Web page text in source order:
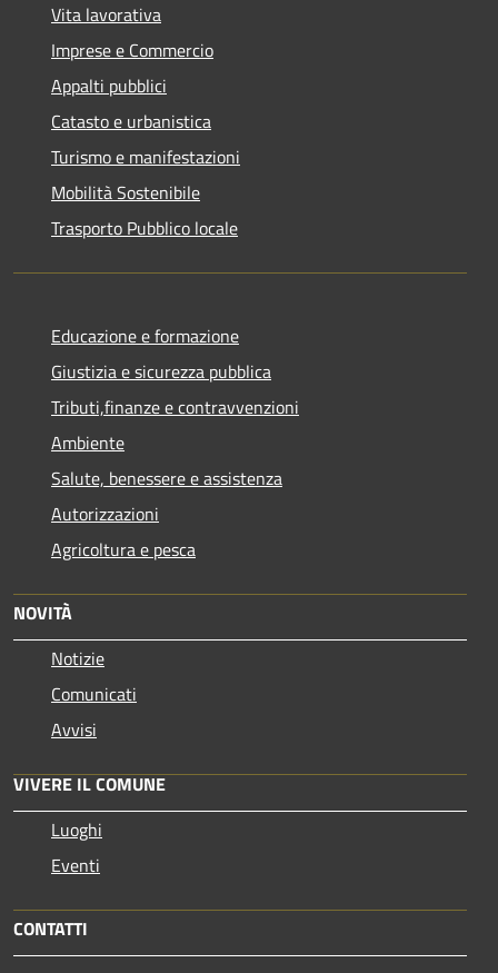
Vita lavorativa
Imprese e Commercio
Appalti pubblici
Catasto e urbanistica
Turismo e manifestazioni
Mobilità Sostenibile
Trasporto Pubblico locale
Educazione e formazione
Giustizia e sicurezza pubblica
Tributi,finanze e contravvenzioni
Ambiente
Salute, benessere e assistenza
Autorizzazioni
Agricoltura e pesca
NOVITÀ
Notizie
Comunicati
Avvisi
VIVERE IL COMUNE
Luoghi
Eventi
CONTATTI